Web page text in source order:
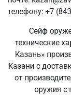
телефону: +7
Сейф
технические
Казань»
Казани с
от
оружия с